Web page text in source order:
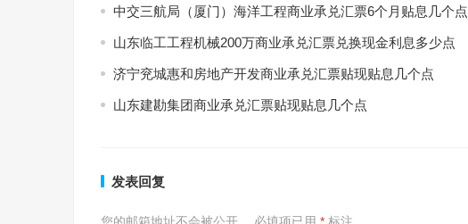
中交三航局（厦门）海洋工程商业承兑汇票6个月贴息几个点
山东临工工程机械200万商业承兑汇票兑换现金利息多少点
济宁兖城惠和房地产开发商业承兑汇票贴现贴息几个点
山东建勘集团商业承兑汇票贴现贴息几个点
发表回复